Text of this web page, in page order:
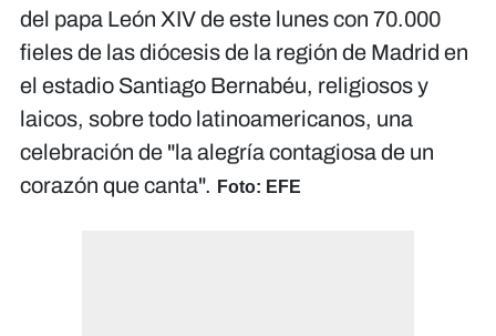
del papa León XIV de este lunes con 70.000
fieles de las diócesis de la región de Madrid en
el estadio Santiago Bernabéu, religiosos y
laicos, sobre todo latinoamericanos, una
celebración de "la alegría contagiosa de un
corazón que canta". Foto: EFE